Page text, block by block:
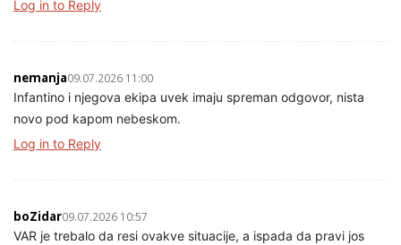
Log in to Reply
nemanja09.07.2026 11:00
Infantino i njegova ekipa uvek imaju spreman odgovor, nista
novo pod kapom nebeskom.
Log in to Reply
boZidar09.07.2026 10:57
VAR je trebalo da resi ovakve situacije, a ispada da pravi jos